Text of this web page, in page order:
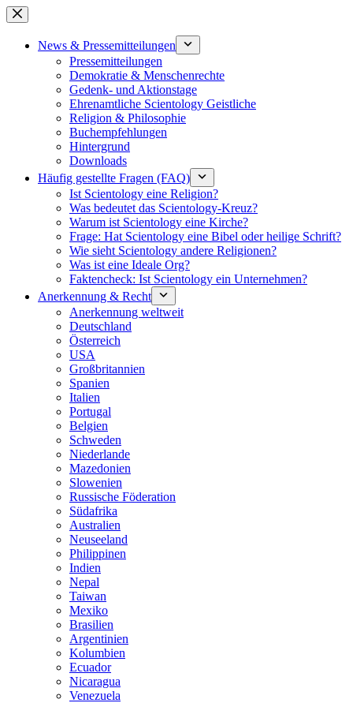
Zum
Inhalt
springenNews & Pressemitteilungen
Pressemitteilungen
Demokratie & Menschenrechte
Gedenk- und Aktionstage
Ehrenamtliche Scientology Geistliche
Religion & Philosophie
Buchempfehlungen
Hintergrund
Downloads
Häufig gestellte Fragen (FAQ)
Ist Scientology eine Religion?
Was bedeutet das Scientology-Kreuz?
Warum ist Scientology eine Kirche?
Frage: Hat Scientology eine Bibel oder heilige Schrift?
Wie sieht Scientology andere Religionen?
Was ist eine Ideale Org?
Faktencheck: Ist Scientology ein Unternehmen?
Anerkennung & Recht
Anerkennung weltweit
Deutschland
Österreich
USA
Großbritannien
Spanien
Italien
Portugal
Belgien
Schweden
Niederlande
Mazedonien
Slowenien
Russische Föderation
Südafrika
Australien
Neuseeland
Philippinen
Indien
Nepal
Taiwan
Mexiko
Brasilien
Argentinien
Kolumbien
Ecuador
Nicaragua
Venezuela